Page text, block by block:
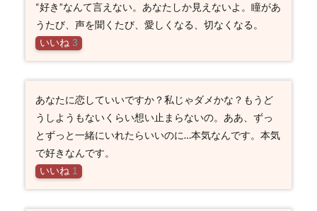
“好き”なんて言えない。あなたしか見えないよ。瞳があ
うたび、声を聞くたび、愛しくなる、切なくなる。
いいね 3
あなたに恋していいですか？私じゃダメかな？もうど
うしようもないくらい想い止まらないの。ああ、ずっ
とずっと一緒にいれたらいいのに…本気なんです。本気
で好きなんです。
いいね 1